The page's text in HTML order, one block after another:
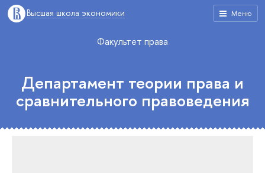
Меню
Высшая школа экономики
Факультет права
Департамент теории права и
сравнительного правоведения